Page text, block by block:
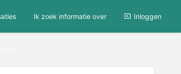
Ik zoek informatie over Inloggen